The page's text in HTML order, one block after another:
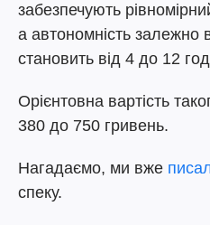
забезпечують
а автономність залежно
становить від 4 до 12
Орієнтовна вартість
380 до 750 гривень.
Нагадаємо, ми вже
спеку.